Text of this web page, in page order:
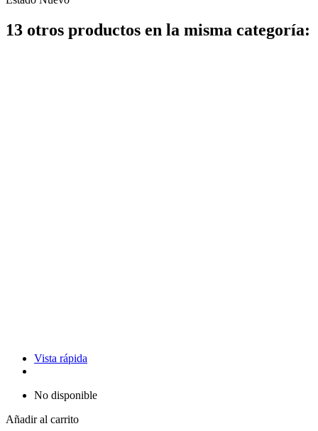
13 otros productos en la misma categoría:
Vista rápida
No disponible
Añadir al carrito